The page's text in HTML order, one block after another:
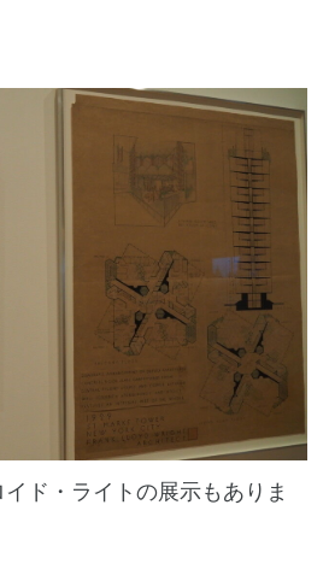
ド・ライトの展示もありま